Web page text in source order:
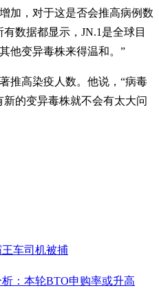
加，对于这是否会推高病例数
数据都显示，JN.1是全球目
他变异毒株来得温和。”
推高染疫人数。他说，“病毒
的变异毒株就不会有太大问
车司机被捕
：本轮BTO申购率或升高